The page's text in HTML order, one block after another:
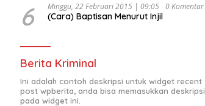
6 Minggu, 22 Februari 2015 | 09:05 0 Komentar
(Cara) Baptisan Menurut Injil
Berita Kriminal
Ini adalah contoh deskripsi untuk widget recent
post wpberita, anda bisa memasukkan deskripsi
pada widget ini.